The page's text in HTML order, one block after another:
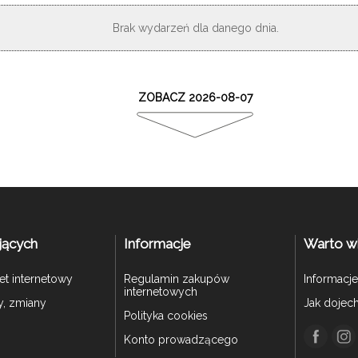
Brak wydarzeń dla danego dnia.
ZOBACZ 2026-08-07
internetowy
zmiany
Informacje
Regulamin zakupów
internetowych
Polityka cookies
Konto prowadzącego
Warto
Jak